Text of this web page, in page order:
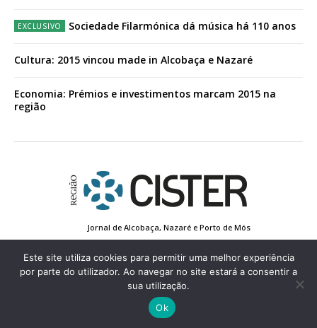
Sociedade Filarmónica dá música há 110 anos
Cultura: 2015 vincou made in Alcobaça e Nazaré
Economia: Prémios e investimentos marcam 2015 na
região
Jornal de Alcobaça, Nazaré e Porto de Mós
Conta de Registo
Edição Impressa
© 2022 Região de Cister - Todos os direitos reservados.
Este site utiliza cookies para permitir uma melhor experiência
por parte do utilizador. Ao navegar no site estará a consentir a
sua utilização.
Ok